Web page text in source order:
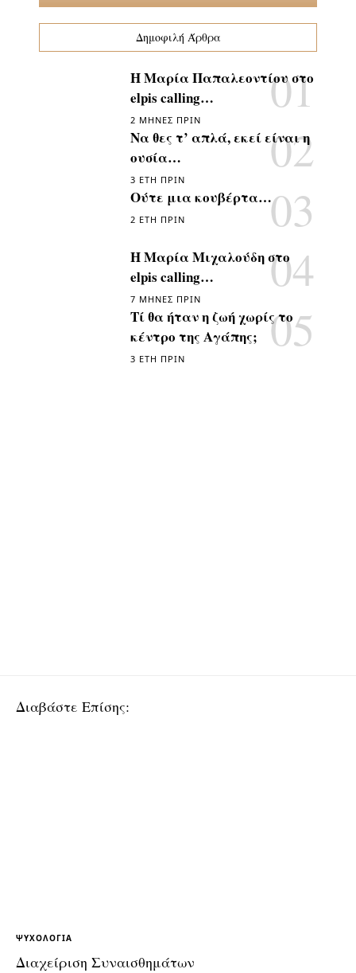
Δημοφιλή Άρθρα
Η Μαρία Παπαλεοντίου στο
elpis calling…
2 ΜΉΝΕΣ ΠΡΙΝ
Να θες τ’ απλά, εκεί είναι η
ουσία…
3 ΈΤΗ ΠΡΙΝ
Ούτε μια κουβέρτα…
2 ΈΤΗ ΠΡΙΝ
Η Μαρία Μιχαλούδη στο
elpis calling…
7 ΜΉΝΕΣ ΠΡΙΝ
Τί θα ήταν η ζωή χωρίς το
κέντρο της Αγάπης;
3 ΈΤΗ ΠΡΙΝ
Διαβάστε Επίσης:
ΨΥΧΟΛΟΓΊΑ
Διαχείριση Συναισθημάτων